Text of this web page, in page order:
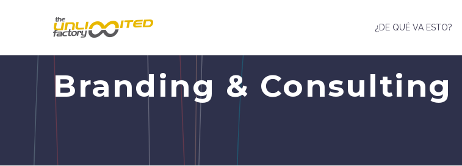
¿DE QUÉ VA ESTO?
Branding & Consulting